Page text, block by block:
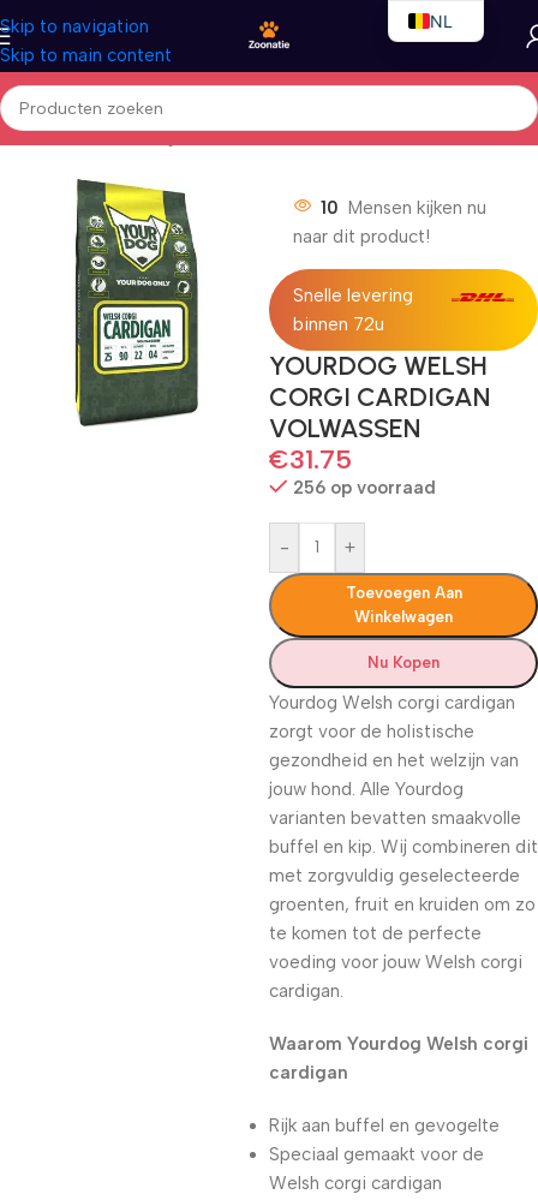
Skip to navigation
Skip to main content
Home/Honden/Droogvoer
10 Mensen kijken nu
naar dit product!
Snelle levering
binnen 72u
YOURDOG WELSH
CORGI CARDIGAN
VOLWASSEN
€31.75
256 op voorraad
- +
Toevoegen Aan
Winkelwagen
Nu Kopen
Yourdog Welsh corgi cardigan
zorgt voor de holistische
gezondheid en het welzijn van
jouw hond. Alle Yourdog
varianten bevatten smaakvolle
buffel en kip. Wij combineren dit
met zorgvuldig geselecteerde
groenten, fruit en kruiden om zo
te komen tot de perfecte
voeding voor jouw Welsh corgi
cardigan.
Waarom Yourdog Welsh corgi
cardigan
Rijk aan buffel en gevogelte
Speciaal gemaakt voor de
Welsh corgi cardigan
NL